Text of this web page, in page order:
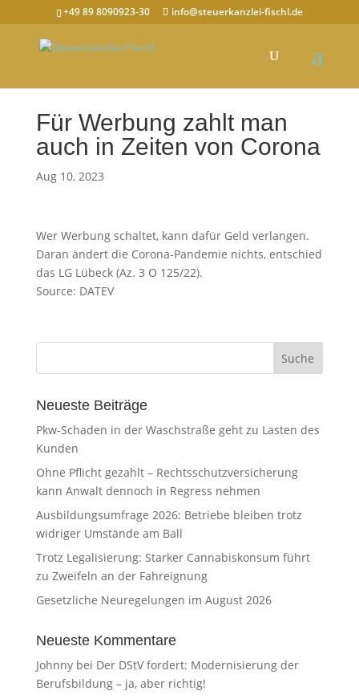
+49 89 8090923-30 info@steuerkanzlei-fischl.de
Für Werbung zahlt man
auch in Zeiten von Corona
Aug 10, 2023
Wer Werbung schaltet, kann dafür Geld verlangen.
Daran ändert die Corona-Pandemie nichts, entschied
das LG Lübeck (Az. 3 O 125/22).
Source: DATEV
Neueste Beiträge
Pkw-Schaden in der Waschstraße geht zu Lasten des
Kunden
Ohne Pflicht gezahlt – Rechtsschutzversicherung
kann Anwalt dennoch in Regress nehmen
Ausbildungsumfrage 2026: Betriebe bleiben trotz
widriger Umstände am Ball
Trotz Legalisierung: Starker Cannabiskonsum führt
zu Zweifeln an der Fahreignung
Gesetzliche Neuregelungen im August 2026
Neueste Kommentare
Johnnybei Der DStV fordert: Modernisierung der
Berufsbildung – ja, aber richtig!